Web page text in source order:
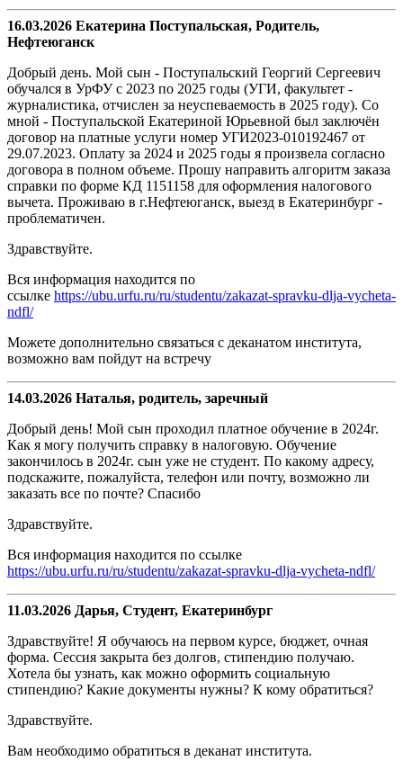
16.03.2026 Екатерина Поступальская, Родитель,
Нефтеюганск
Добрый день. Мой сын - Поступальский Георгий Сергеевич
обучался в УрФУ с 2023 по 2025 годы (УГИ, факультет -
журналистика, отчислен за неуспеваемость в 2025 году). Со
мной - Поступальской Екатериной Юрьевной был заключён
договор на платные услуги номер УГИ2023-010192467 от
29.07.2023. Оплату за 2024 и 2025 годы я произвела согласно
договора в полном объеме. Прошу направить алгоритм заказа
справки по форме КД 1151158 для оформления налогового
вычета. Проживаю в г.Нефтеюганск, выезд в Екатеринбург -
проблематичен.
Здравствуйте.
Вся информация находится по
ссылке https://ubu.urfu.ru/ru/studentu/zakazat-spravku-dlja-vycheta-
ndfl/
Можете дополнительно связаться с деканатом института,
возможно вам пойдут на встречу
14.03.2026 Наталья, родитель, заречный
Добрый день! Мой сын проходил платное обучение в 2024г.
Как я могу получить справку в налоговую. Обучение
закончилось в 2024г. сын уже не студент. По какому адресу,
подскажите, пожалуйста, телефон или почту, возможно ли
заказать все по почте? Спасибо
Здравствуйте.
Вся информация находится по ссылке
https://ubu.urfu.ru/ru/studentu/zakazat-spravku-dlja-vycheta-ndfl/
11.03.2026 Дарья, Студент, Екатеринбург
Здравствуйте! Я обучаюсь на первом курсе, бюджет, очная
форма. Сессия закрыта без долгов, стипендию получаю.
Хотела бы узнать, как можно оформить социальную
стипендию? Какие документы нужны? К кому обратиться?
Здравствуйте.
Вам необходимо обратиться в деканат института.